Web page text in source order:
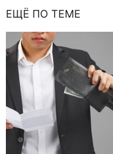
ЕЩЁ ПО ТЕМЕ